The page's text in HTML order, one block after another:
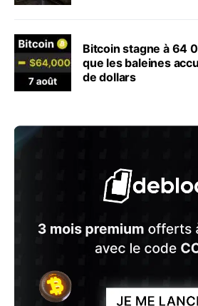
Bitcoin stagne à 64
que les baleines
de dollars